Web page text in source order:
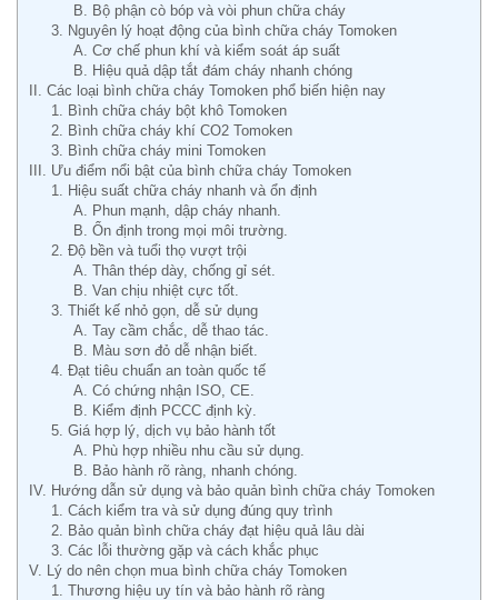
B. Bộ phận cò bóp và vòi phun chữa cháy
3. Nguyên lý hoạt động của bình chữa cháy Tomoken
A. Cơ chế phun khí và kiểm soát áp suất
B. Hiệu quả dập tắt đám cháy nhanh chóng
II. Các loại bình chữa cháy Tomoken phổ biến hiện nay
1. Bình chữa cháy bột khô Tomoken
2. Bình chữa cháy khí CO2 Tomoken
3. Bình chữa cháy mini Tomoken
III. Ưu điểm nổi bật của bình chữa cháy Tomoken
1. Hiệu suất chữa cháy nhanh và ổn định
A. Phun mạnh, dập cháy nhanh.
B. Ổn định trong mọi môi trường.
2. Độ bền và tuổi thọ vượt trội
A. Thân thép dày, chống gỉ sét.
B. Van chịu nhiệt cực tốt.
3. Thiết kế nhỏ gọn, dễ sử dụng
A. Tay cầm chắc, dễ thao tác.
B. Màu sơn đỏ dễ nhận biết.
4. Đạt tiêu chuẩn an toàn quốc tế
A. Có chứng nhận ISO, CE.
B. Kiểm định PCCC định kỳ.
5. Giá hợp lý, dịch vụ bảo hành tốt
A. Phù hợp nhiều nhu cầu sử dụng.
B. Bảo hành rõ ràng, nhanh chóng.
IV. Hướng dẫn sử dụng và bảo quản bình chữa cháy Tomoken
1. Cách kiểm tra và sử dụng đúng quy trình
2. Bảo quản bình chữa cháy đạt hiệu quả lâu dài
3. Các lỗi thường gặp và cách khắc phục
V. Lý do nên chọn mua bình chữa cháy Tomoken
1. Thương hiệu uy tín và bảo hành rõ ràng